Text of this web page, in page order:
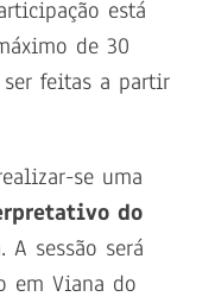
está
de 30
ser feitas a partir
se uma
do
. A sessão será
em Viana do